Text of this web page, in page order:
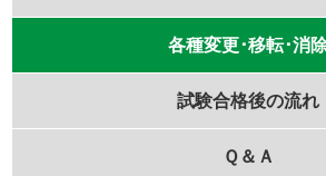
各種変更･移転･消
試験合格後の流れ
Ｑ＆Ａ